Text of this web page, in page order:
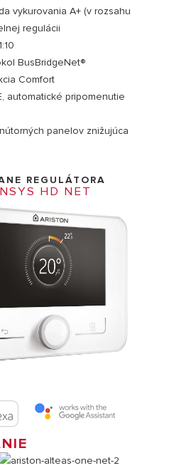
vykurovania A+ (v rozsahu
regulácii
BusBridgeNet®
Comfort
automatické pripomenutie
panelov znižujúca
REGULÁTORA
HD NET